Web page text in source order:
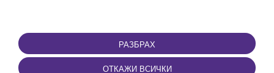
РАЗБРАХ
ОТКАЖИ ВСИЧКИ
ПОЛЗВАНЕ
Правила и условия за
ползване
ПРИЛОЖЕНИЕТО